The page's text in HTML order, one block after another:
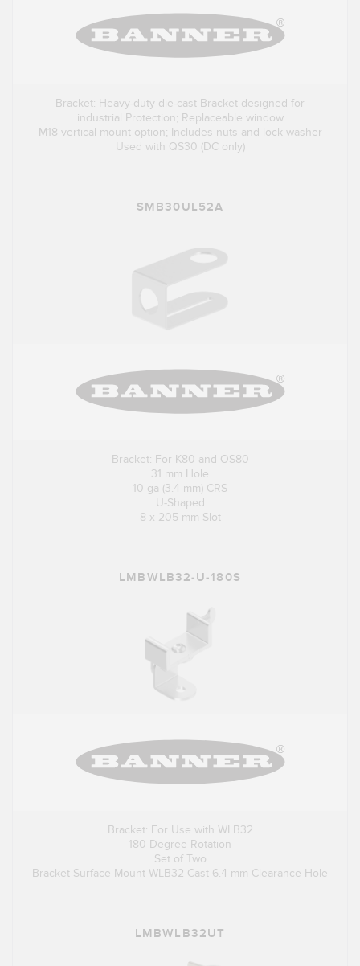
Bracket: Heavy-duty die-cast Bracket designed for
industrial Protection; Replaceable window
M18 vertical mount option; Includes nuts and lock washer
Used with QS30 (DC only)
SMB30UL52A
Bracket: For K80 and OS80
31 mm Hole
10 ga (3.4 mm) CRS
U-Shaped
8 x 205 mm Slot
LMBWLB32-U-180S
Bracket: For Use with WLB32
180 Degree Rotation
Set of Two
Bracket Surface Mount WLB32 Cast 6.4 mm Clearance Hole
LMBWLB32UT